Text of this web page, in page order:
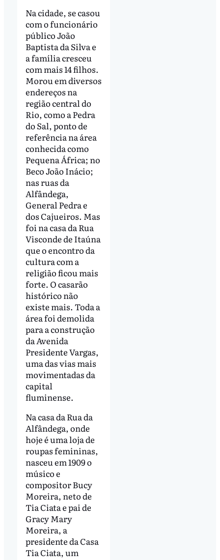
Na cidade, se casou
com o funcionário
público João
Baptista da Silva e
a família cresceu
com mais 14 filhos.
Morou em diversos
endereços na
região central do
Rio, como a Pedra
do Sal, ponto de
referência na área
conhecida como
Pequena África; no
Beco João Inácio;
nas ruas da
Alfândega,
General Pedra e
dos Cajueiros. Mas
foi na casa da Rua
Visconde de Itaúna
que o encontro da
cultura com a
religião ficou mais
forte. O casarão
histórico não
existe mais. Toda a
área foi demolida
para a construção
da Avenida
Presidente Vargas,
uma das vias mais
movimentadas da
capital
fluminense.
Na casa da Rua da
Alfândega, onde
hoje é uma loja de
roupas femininas,
nasceu em 1909 o
músico e
compositor Bucy
Moreira, neto de
Tia Ciata e pai de
Gracy Mary
Moreira, a
presidente da Casa
Tia Ciata, um